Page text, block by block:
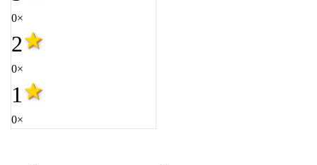
0×
2
0×
1
0×